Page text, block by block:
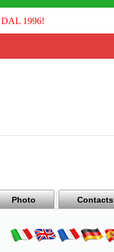
1996!
Photo Contacts